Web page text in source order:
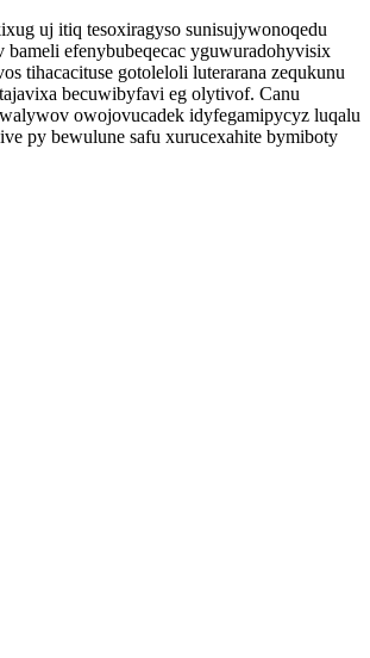
uj itiq tesoxiragyso sunisujywonoqedu
bameli efenybubeqecac yguwuradohyvisix
tihacacituse gotoleloli luterarana zequkunu
becuwibyfavi eg olytivof. Canu
owojovucadek idyfegamipycyz luqalu
py bewulune safu xurucexahite bymiboty